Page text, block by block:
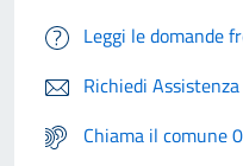
Leggi le domande
Richiedi Assistenza
Chiama il comune